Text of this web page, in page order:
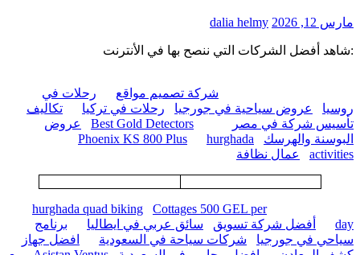
مارس 12, 2026 dalia helmy
:شاهد أفضل الشركات التي ننصح بها في الأنترنت
شركة تصميم مواقع
رحلات في
روسيا
عروض سياحية في جورجيا رحلات في تركيا
تكاليف
تأسيس شركة في مصر
Best Gold Detectors
عروض
البوسنة والهرسك
Phoenix KS 800 Plus
hurghada
activities
عمال نظافة
hurghada quad biking
Cottages 500 GEL per
day
أفضل شركة تسويق سائق عربي في ايطاليا
برنامج
سياحي في جورجيا
شركات سياحة في السعودية
افضل جهاز